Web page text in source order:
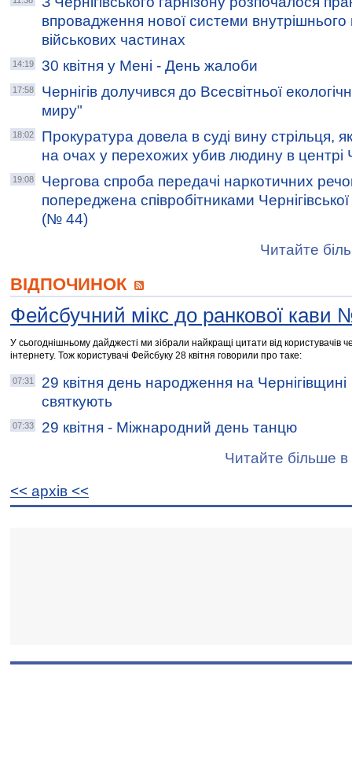
впровадження нової системи
військових частинах
14:19 30 квітня у Мені - День жалоби
17:58
Чернігів долучився до Всесвітньої
миру"
18:02
Прокуратура довела в суді вину стрільця,
на очах у перехожих убив людину в центрі
19:08
Чергова спроба передачі наркотичних
попереджена співробітниками Чернігівської
(№ 44)
Читайте
ВІДПОЧИНОК
Фейсбучний мікс до ранкової кави
У сьогоднішньому дайджесті ми зібрали найкращі цитати від користувачів
інтернету. Тож користувачі Фейсбуку 28 квітня говорили про таке:
07:31
29 квітня день народження на Чернігівщині
святкують
07:33
29 квітня - Міжнародний день танцю
Читайте більше в
<< архiв <<